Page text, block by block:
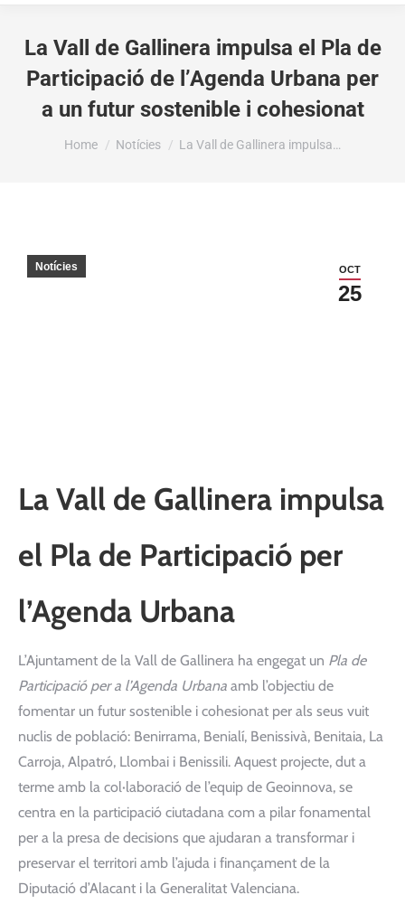
La Vall de Gallinera impulsa el Pla de
Participació de l’Agenda Urbana per
a un futur sostenible i cohesionat
You are here:
Home Notícies La Vall de Gallinera impulsa…
OCT
25
Notícies
La Vall de Gallinera impulsa
el Pla de Participació per
l’Agenda Urbana
L’Ajuntament de la Vall de Gallinera ha engegat un Pla de
Participació per a l’Agenda Urbana amb l’objectiu de
fomentar un futur sostenible i cohesionat per als seus vuit
nuclis de població: Benirrama, Benialí, Benissivà, Benitaia, La
Carroja, Alpatró, Llombai i Benissili. Aquest projecte, dut a
terme amb la col·laboració de l’equip de Geoinnova, se
centra en la participació ciutadana com a pilar fonamental
per a la presa de decisions que ajudaran a transformar i
preservar el territori amb l’ajuda i finançament de la
Diputació d’Alacant i la Generalitat Valenciana.